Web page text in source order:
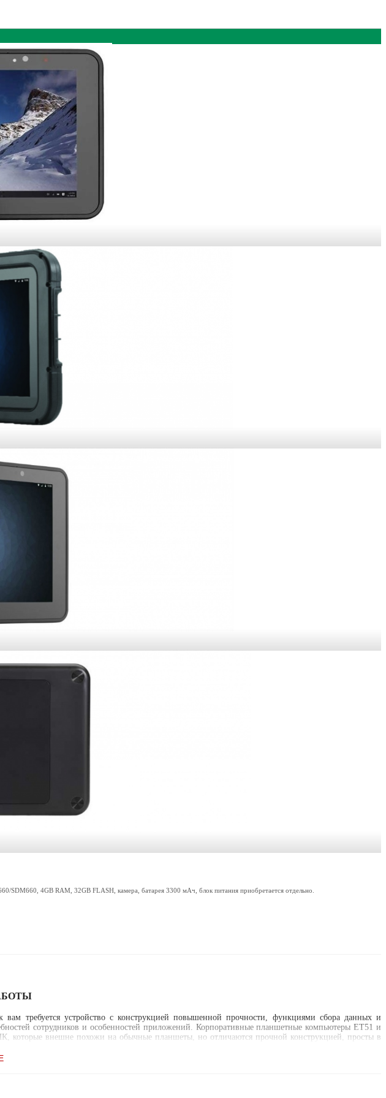
4GB RAM, 32GB FLASH, камера, батарея 3300 мАч, блок питания приобретается отдельно.
требуется устройство с конструкцией повышенной прочности, функциями сбора данных и
сотрудников и особенностей приложений. Корпоративные планшетные компьютеры ET51 и
которые внешне похожи на обычные планшеты, но отличаются прочной конструкцией, просты в